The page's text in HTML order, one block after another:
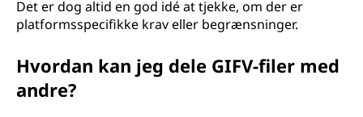
Det er dog altid en god idé at tjekke, om der er
platformsspecifikke krav eller begrænsninger.
Hvordan kan jeg dele GIFV-filer med
andre?